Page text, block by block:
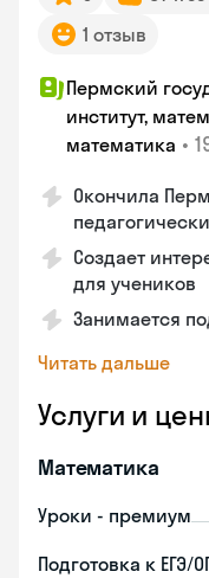
1 отзыв
Пермский
институт,
математика •
Окончила
Создает
для учеников
Занимается
Читать дальше
Услуги и
Математика
Уроки - премиум
Подготовка к ЕГЭ/